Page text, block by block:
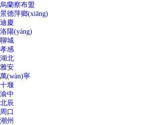
烏蘭察布盟
景德萍鄉(xiāng)
迪慶
洛陽(yáng)
聊城
孝感
湖北
雅安
萬(wàn)寧
十堰
渝中
北辰
周口
潮州